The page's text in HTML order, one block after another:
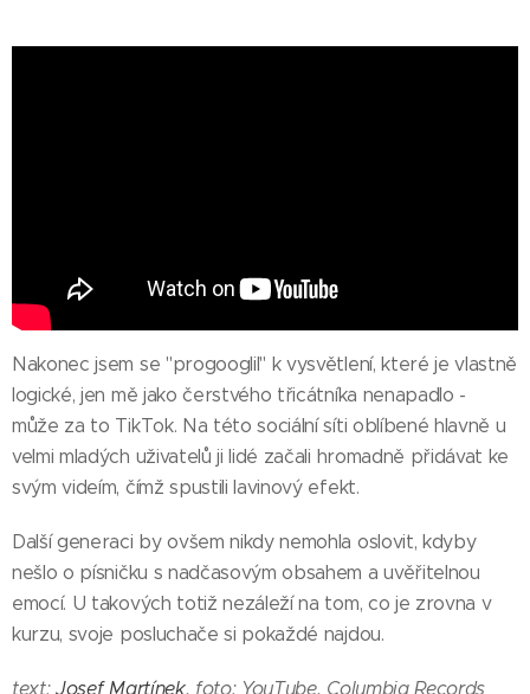
Nakonec jsem se "progooglil" k vysvětlení, které je vlastně
logické, jen mě jako čerstvého třicátníka nenapadlo -
může za to TikTok. Na této sociální síti oblíbené hlavně u
velmi mladých uživatelů ji lidé začali hromadně přidávat ke
svým videím, čímž spustili lavinový efekt.
Další generaci by ovšem nikdy nemohla oslovit, kdyby
nešlo o písničku s nadčasovým obsahem a uvěřitelnou
emocí. U takových totiž nezáleží na tom, co je zrovna v
kurzu, svoje posluchače si pokaždé najdou.
text:Josef Martínek, foto: YouTube, Columbia Records